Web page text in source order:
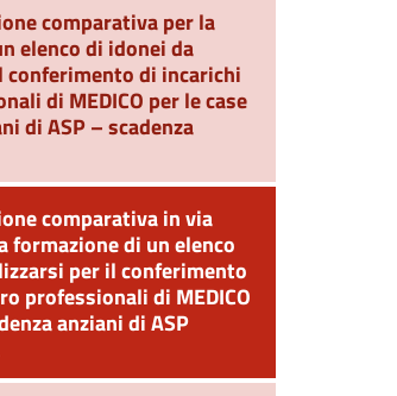
comparativa per la
elenco di idonei da
di incarichi
di MEDICO per le case
di ASP – scadenza
comparativa in via
formazione di un elenco
per il conferimento
professionali di MEDICO
anziani di ASP